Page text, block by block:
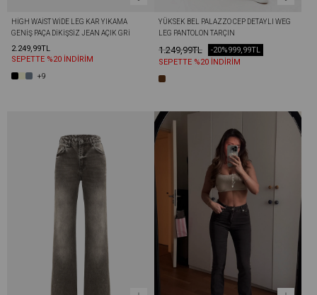
HIGH WAIST WIDE LEG KAR YIKAMA
GENIŞ PAÇA DIKIŞSIZ JEAN AÇIK GRI
2.249,99TL
SEPETTE %20 İNDİRİM
+9
YÜKSEK BEL PALAZZO CEP DETAYLI WEG
LEG PANTOLON TARÇIN
1.249,99TL 999,99TL
-20%
SEPETTE %20 İNDİRİM